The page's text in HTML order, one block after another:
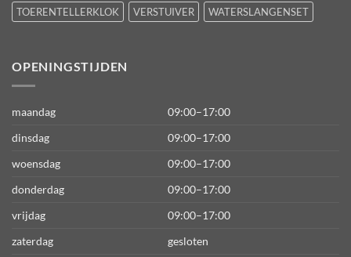
TOERENTELLERKLOK
VERSTUIVER WATERSLANGENSET
OPENINGSTIJDEN
maandag
09:00–17:00
dinsdag
09:00–17:00
woensdag
09:00–17:00
donderdag
09:00–17:00
vrijdag
09:00–17:00
zaterdag
gesloten